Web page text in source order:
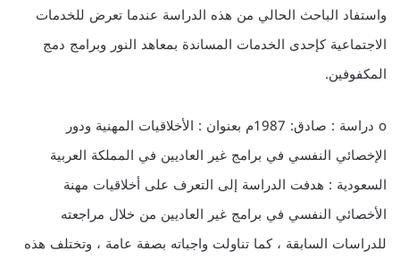
واستفاد الباحث الحالي من هذه الدراسة عندما تعرض للخدمات
الاجتماعية كإحدى الخدمات المساندة بمعاهد النور وبرامج دمج
المكفوفين.
o دراسة : صادق: 1987م بعنوان : الأخلاقيات المهنية ودور
الإخصائي النفسي في برامج غير العاديين في المملكة العربية
السعودية : هدفت الدراسة إلى التعرف على أخلاقيات مهنة
الأخصائي النفسي في برامج غير العاديين من خلال مراجعته
للدراسات السابقة ، كما تناولت واجباته بصفة عامة ، وتختلف هذه